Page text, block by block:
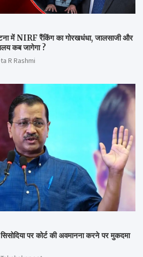
NIRF रैंकिंग का गोरखधंधा, जालसाजी और
कब जागेगा ?
R Rashmi
पर कोर्ट की अवमानना करने पर मुकदमा